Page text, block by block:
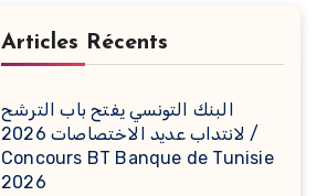
Articles Récents
البنك التونسي يفتح باب الترشح
لانتداب عديد الاختصاصات 2026 /
Concours BT Banque de Tunisie
2026